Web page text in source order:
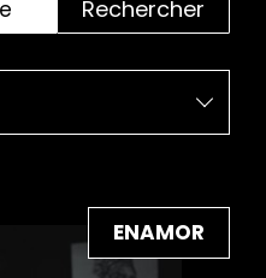
Rechercher
ENAMOR